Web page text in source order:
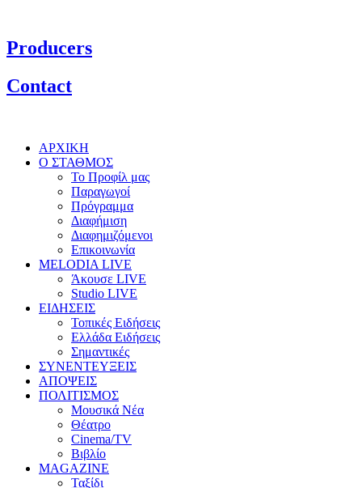
Producers
Contact
ΑΡΧΙΚΗ
Ο ΣΤΑΘΜΟΣ
Το Προφίλ μας
Παραγωγοί
Πρόγραμμα
Διαφήμιση
Διαφημιζόμενοι
Επικοινωνία
MELODIA LIVE
Άκουσε LIVE
Studio LIVE
ΕΙΔΗΣΕΙΣ
Τοπικές Ειδήσεις
Ελλάδα Ειδήσεις
Σημαντικές
ΣΥΝΕΝΤΕΥΞΕΙΣ
ΑΠΟΨΕΙΣ
ΠΟΛΙΤΙΣΜΟΣ
Μουσικά Νέα
Θέατρο
Cinema/TV
Βιβλίο
MAGAZINE
Ταξίδι